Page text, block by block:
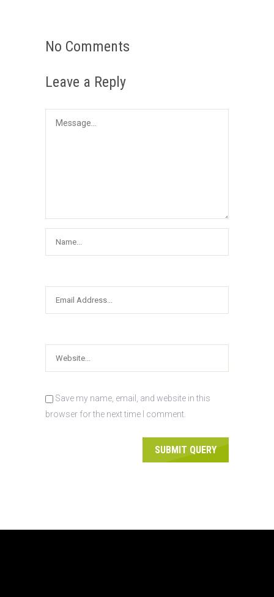
No Comments
Leave a Reply
Save my name, email, and website in this
browser for the next time I comment.